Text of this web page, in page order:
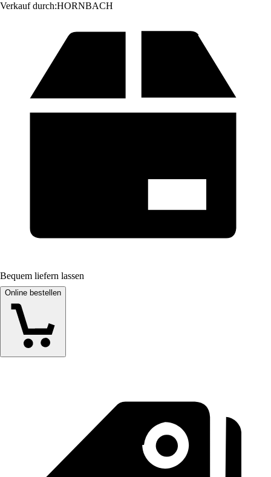
Verkauf durch:HORNBACH
Bequem liefern lassen
Online bestellen